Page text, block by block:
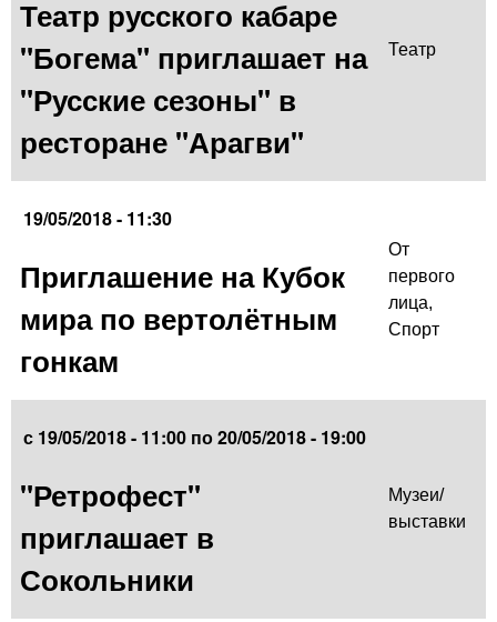
Театр русского кабаре
"Богема" приглашает на
"Русские сезоны" в
ресторане "Арагви"
Театр
19/05/2018 - 11:30
Приглашение на Кубок
мира по вертолётным
гонкам
От
первого
лица,
Спорт
с 19/05/2018 - 11:00 по20/05/2018 - 19:00
"Ретрофест"
приглашает в
Сокольники
Музеи/
выставки